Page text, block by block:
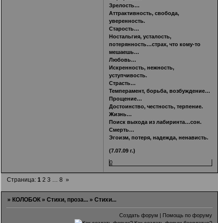
Зрелость…
Аттрактивность, свобода,
уверенность.
Старость…
Ностальгия, усталость,
потерянность…страх, что кому-то
мешаешь…
Любовь…
Искренность, нежность,
уступчивость.
Страсть…
Темперамент, борьба, возбуждение…
Прощение…
Достоинство, честность, терпение.
Жизнь…
Поиск выхода из лабиринта…сон.
Смерть…
Эгоизм, потеря, надежда, ненависть.
(7.07.09 г.)
0
Страница:1 2 3 8 »
» КОЛОБОК »Стихи, проза... »Стихи...
Создать форум | Помощь по форуму